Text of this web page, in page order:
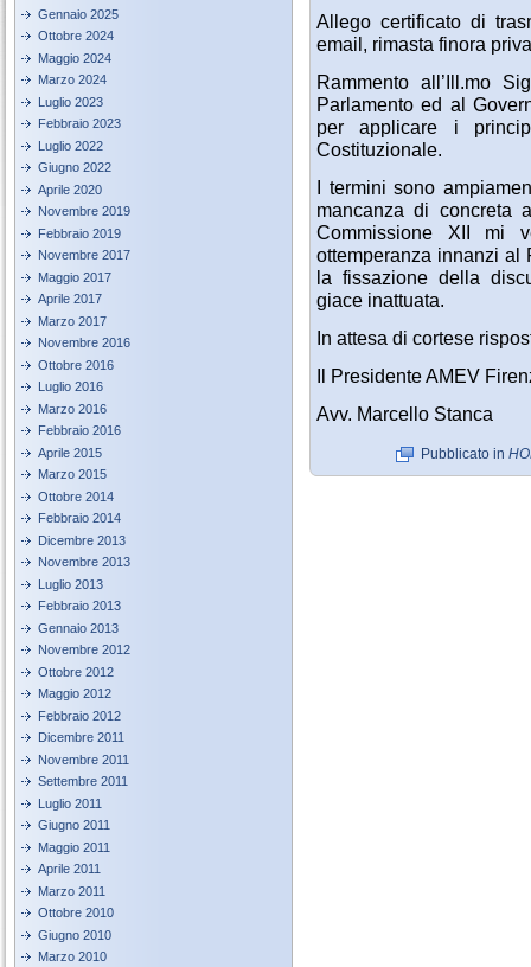
Gennaio 2025
Ottobre 2024
Maggio 2024
Marzo 2024
Luglio 2023
Febbraio 2023
Luglio 2022
Giugno 2022
Aprile 2020
Novembre 2019
Febbraio 2019
Novembre 2017
Maggio 2017
Aprile 2017
Marzo 2017
Novembre 2016
Ottobre 2016
Luglio 2016
Marzo 2016
Febbraio 2016
Aprile 2015
Marzo 2015
Ottobre 2014
Febbraio 2014
Dicembre 2013
Novembre 2013
Luglio 2013
Febbraio 2013
Gennaio 2013
Novembre 2012
Ottobre 2012
Maggio 2012
Febbraio 2012
Dicembre 2011
Novembre 2011
Settembre 2011
Luglio 2011
Giugno 2011
Maggio 2011
Aprile 2011
Marzo 2011
Ottobre 2010
Giugno 2010
Marzo 2010
Allego certificato di
email, rimasta finora
Rammento all’Ill.mo
Parlamento ed al
per applicare i
Costituzionale.
I termini sono
mancanza di concreta
Commissione XII mi
ottemperanza innanzi al
la fissazione della
giace inattuata.
In attesa di cortese
Il Presidente AMEV
Avv. Marcello Stanca
Pubblicato in